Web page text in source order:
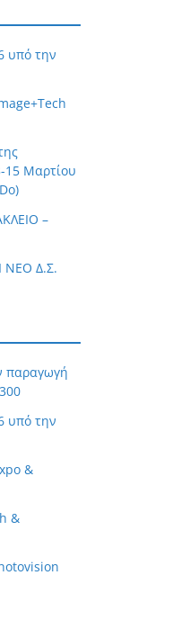
υπό την
15 Μαρτίου
–
ΝΕΟ Δ.Σ.
παραγωγή
υπό την
&
&